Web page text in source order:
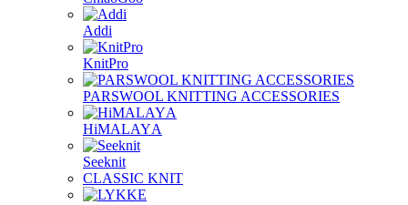
Addi
KnitPro
PARSWOOL KNITTING ACCESSORIES
HiMALAYА
Seeknit
CLASSIC KNIT